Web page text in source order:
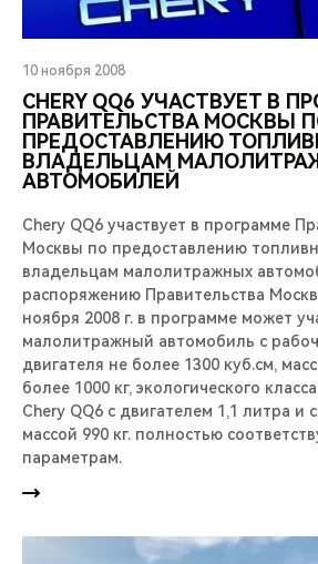
10 ноября 2008
CHERY QQ6 УЧАСТВУЕТ В
ПРАВИТЕЛЬСТВА МОСКВЫ
ПРЕДОСТАВЛЕНИЮ
ВЛАДЕЛЬЦАМ
АВТОМОБИЛЕЙ
Chery QQ6 участвует в программе
Москвы по предоставлению
владельцам малолитражных
распоряжению Правительства
ноября 2008 г. в программе может
малолитражный автомобиль с
двигателя не более 1300 куб.см,
более 1000 кг, экологического
Chery QQ6 с двигателем 1,1 литра и
массой 990 кг. полностью
параметрам.